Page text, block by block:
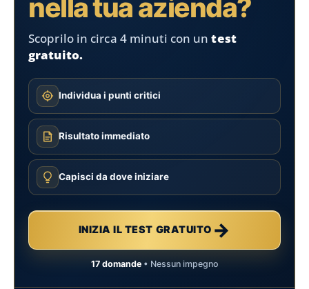
nella tua azienda?
Scoprilo in circa 4 minuti con untest
gratuito.
Individua i punti critici
Risultato immediato
Capisci da dove iniziare
INIZIA IL TEST GRATUITO →
17 domande• Nessun impegno